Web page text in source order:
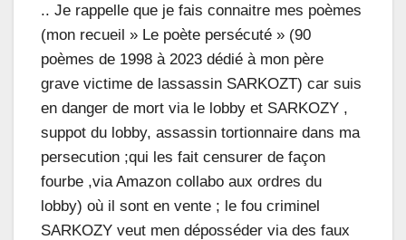
.. Je rappelle que je fais connaitre mes poèmes
(mon recueil » Le poète persécuté » (90
poèmes de 1998 à 2023 dédié à mon père
grave victime de lassassin SARKOZT) car suis
en danger de mort via le lobby et SARKOZY ,
suppot du lobby, assassin tortionnaire dans ma
persecution ;qui les fait censurer de façon
fourbe ,via Amazon collabo aux ordres du
lobby) où il sont en vente ; le fou criminel
SARKOZY veut men déposséder via des faux